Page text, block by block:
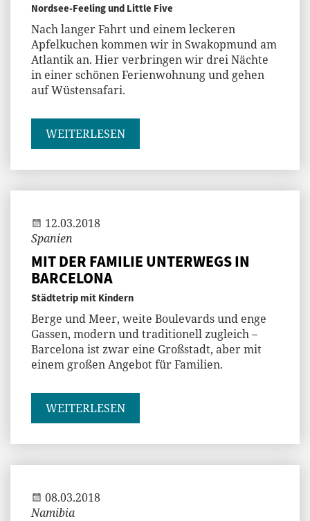
Nordsee-Feeling und Little Five
Nach langer Fahrt und einem leckeren
Apfelkuchen kommen wir in Swakopmund am
Atlantik an. Hier verbringen wir drei Nächte
in einer schönen Ferienwohnung und gehen
auf Wüstensafari.
WEITERLESEN
12.03.2018
Spanien
MIT DER FAMILIE UNTERWEGS IN
BARCELONA
Städtetrip mit Kindern
Berge und Meer, weite Boulevards und enge
Gassen, modern und traditionell zugleich –
Barcelona ist zwar eine Großstadt, aber mit
einem großen Angebot für Familien.
WEITERLESEN
08.03.2018
Namibia